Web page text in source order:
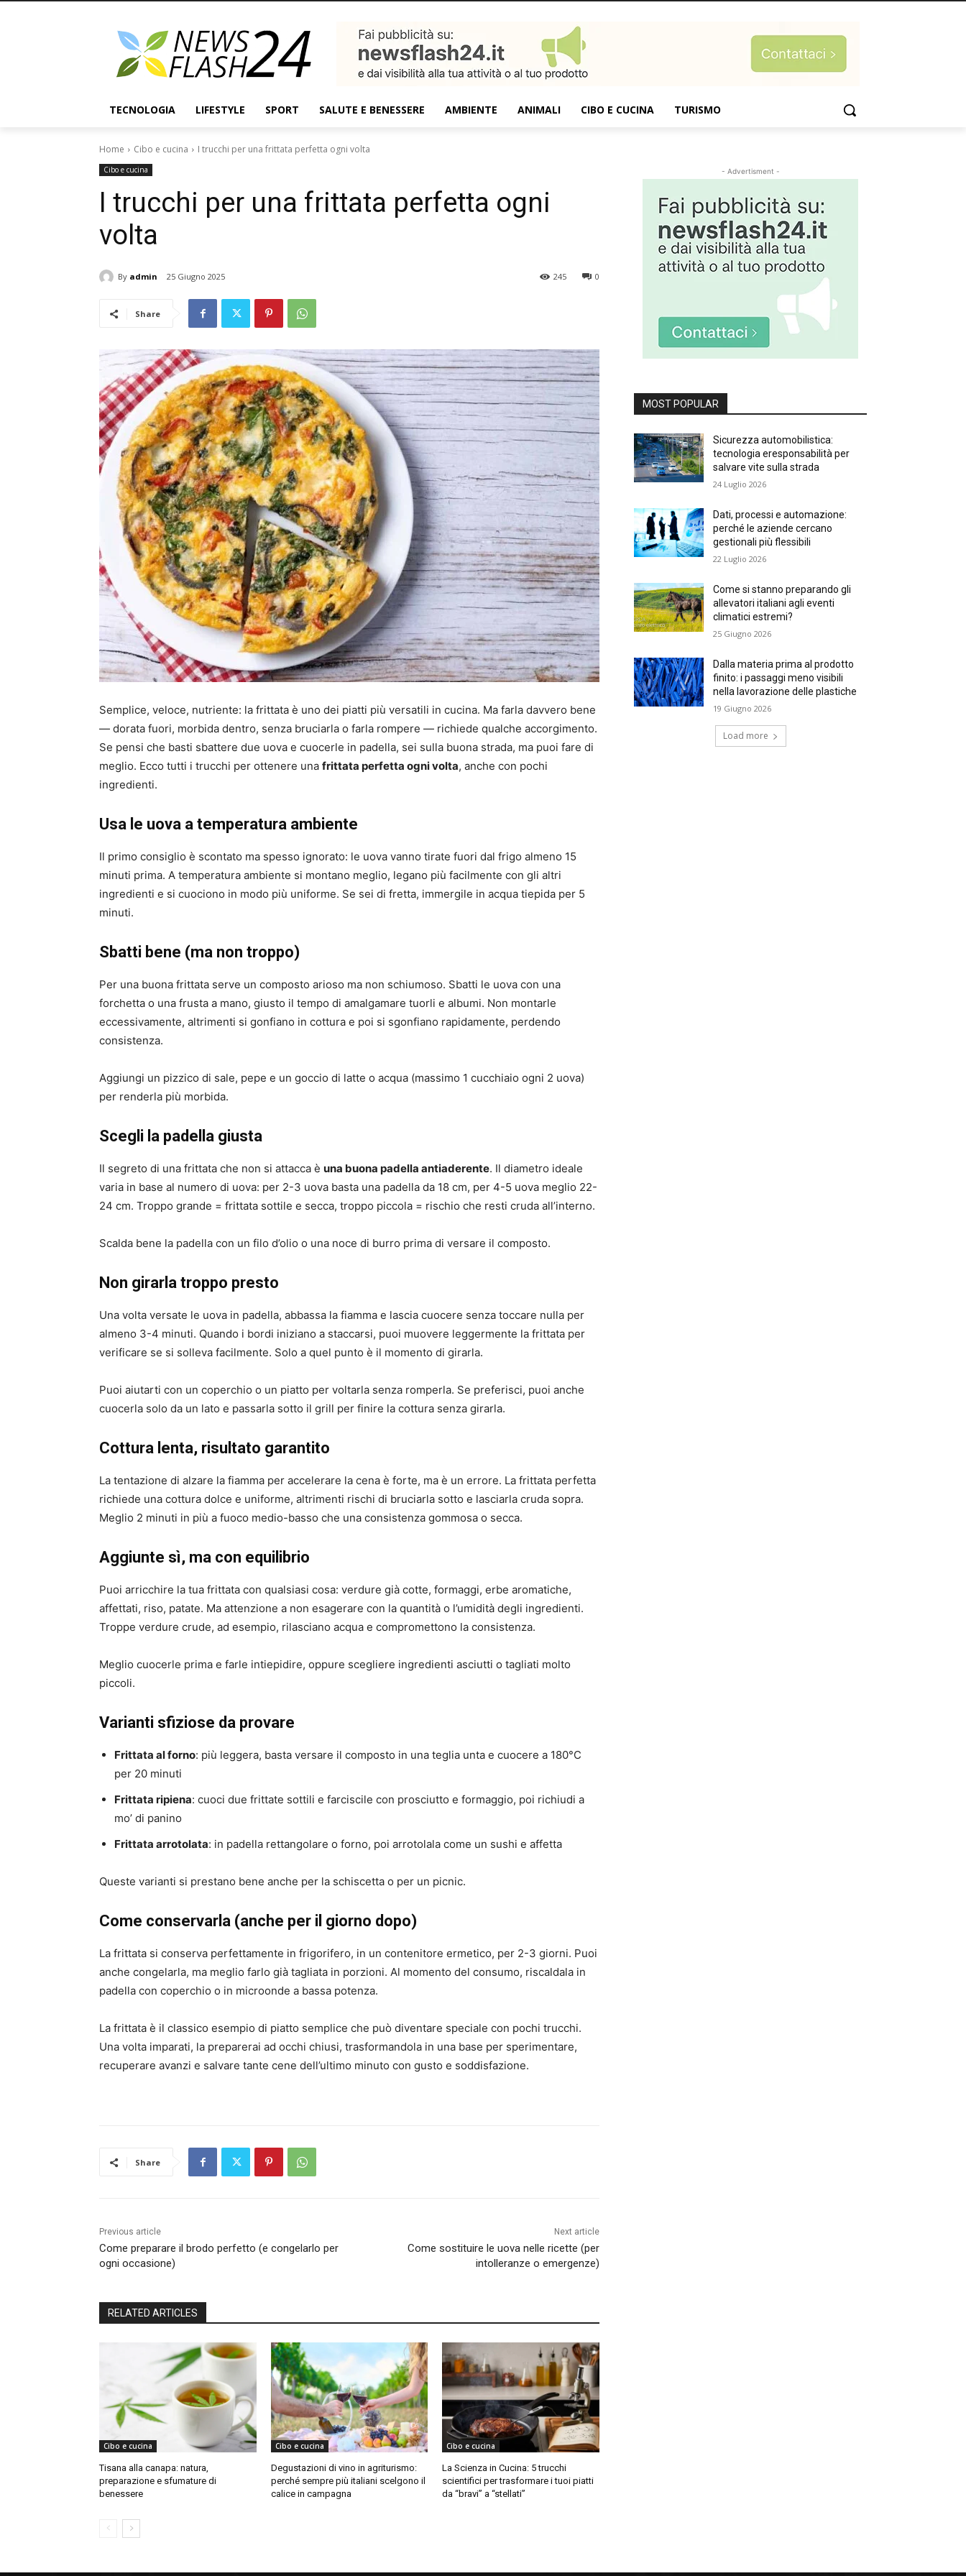
TECNOLOGIA LIFESTYLE SPORT SALUTE E BENESSERE AMBIENTE ANIMALI CIBO E CUCINA TURISMO
Home Cibo e cucina I trucchi per una frittata perfetta ogni volta
Cibo e cucina
I trucchi per una frittata perfetta ogni
volta
By admin 25 Giugno 2025 0
245
Share
Semplice, veloce, nutriente: la frittata è uno dei piatti più versatili in cucina. Ma farla davvero bene
— dorata fuori, morbida dentro, senza bruciarla o farla rompere — richiede qualche accorgimento.
Se pensi che basti sbattere due uova e cuocerle in padella, sei sulla buona strada, ma puoi fare di
meglio. Ecco tutti i trucchi per ottenere una frittata perfetta ogni volta, anche con pochi
ingredienti.
Usa le uova a temperatura ambiente
Il primo consiglio è scontato ma spesso ignorato: le uova vanno tirate fuori dal frigo almeno 15
minuti prima. A temperatura ambiente si montano meglio, legano più facilmente con gli altri
ingredienti e si cuociono in modo più uniforme. Se sei di fretta, immergile in acqua tiepida per 5
minuti.
Sbatti bene (ma non troppo)
Per una buona frittata serve un composto arioso ma non schiumoso. Sbatti le uova con una
forchetta o una frusta a mano, giusto il tempo di amalgamare tuorli e albumi. Non montarle
eccessivamente, altrimenti si gonfiano in cottura e poi si sgonfiano rapidamente, perdendo
consistenza.
Aggiungi un pizzico di sale, pepe e un goccio di latte o acqua (massimo 1 cucchiaio ogni 2 uova)
per renderla più morbida.
Scegli la padella giusta
Il segreto di una frittata che non si attacca è una buona padella antiaderente. Il diametro ideale
varia in base al numero di uova: per 2-3 uova basta una padella da 18 cm, per 4-5 uova meglio 22-
24 cm. Troppo grande = frittata sottile e secca, troppo piccola = rischio che resti cruda all’interno.
Scalda bene la padella con un filo d’olio o una noce di burro prima di versare il composto.
Non girarla troppo presto
Una volta versate le uova in padella, abbassa la fiamma e lascia cuocere senza toccare nulla per
almeno 3-4 minuti. Quando i bordi iniziano a staccarsi, puoi muovere leggermente la frittata per
verificare se si solleva facilmente. Solo a quel punto è il momento di girarla.
Puoi aiutarti con un coperchio o un piatto per voltarla senza romperla. Se preferisci, puoi anche
cuocerla solo da un lato e passarla sotto il grill per finire la cottura senza girarla.
Cottura lenta, risultato garantito
La tentazione di alzare la fiamma per accelerare la cena è forte, ma è un errore. La frittata perfetta
richiede una cottura dolce e uniforme, altrimenti rischi di bruciarla sotto e lasciarla cruda sopra.
Meglio 2 minuti in più a fuoco medio-basso che una consistenza gommosa o secca.
Aggiunte sì, ma con equilibrio
Puoi arricchire la tua frittata con qualsiasi cosa: verdure già cotte, formaggi, erbe aromatiche,
affettati, riso, patate. Ma attenzione a non esagerare con la quantità o l’umidità degli ingredienti.
Troppe verdure crude, ad esempio, rilasciano acqua e compromettono la consistenza.
Meglio cuocerle prima e farle intiepidire, oppure scegliere ingredienti asciutti o tagliati molto
piccoli.
Varianti sfiziose da provare
Frittata al forno: più leggera, basta versare il composto in una teglia unta e cuocere a 180°C
per 20 minuti
Frittata ripiena: cuoci due frittate sottili e farciscile con prosciutto e formaggio, poi richiudi a
mo’ di panino
Frittata arrotolata: in padella rettangolare o forno, poi arrotolala come un sushi e affetta
Queste varianti si prestano bene anche per la schiscetta o per un picnic.
Come conservarla (anche per il giorno dopo)
La frittata si conserva perfettamente in frigorifero, in un contenitore ermetico, per 2-3 giorni. Puoi
anche congelarla, ma meglio farlo già tagliata in porzioni. Al momento del consumo, riscaldala in
padella con coperchio o in microonde a bassa potenza.
La frittata è il classico esempio di piatto semplice che può diventare speciale con pochi trucchi.
Una volta imparati, la preparerai ad occhi chiusi, trasformandola in una base per sperimentare,
recuperare avanzi e salvare tante cene dell’ultimo minuto con gusto e soddisfazione.
Share
Previous article
Come preparare il brodo perfetto (e congelarlo per
ogni occasione)
Next article
Come sostituire le uova nelle ricette (per
intolleranze o emergenze)
RELATED ARTICLES
Cibo e cucina
Tisana alla canapa: natura,
preparazione e sfumature di
benessere
Cibo e cucina
Degustazioni di vino in agriturismo:
perché sempre più italiani scelgono il
calice in campagna
Cibo e cucina
La Scienza in Cucina: 5 trucchi
scientifici per trasformare i tuoi piatti
da “bravi” a “stellati”
- Advertisment -
MOST POPULAR
Sicurezza automobilistica:
tecnologia eresponsabilità per
salvare vite sulla strada
24 Luglio 2026
Dati, processi e automazione:
perché le aziende cercano
gestionali più flessibili
22 Luglio 2026
Come si stanno preparando gli
allevatori italiani agli eventi
climatici estremi?
25 Giugno 2026
Dalla materia prima al prodotto
finito: i passaggi meno visibili
nella lavorazione delle plastiche
19 Giugno 2026
Load more